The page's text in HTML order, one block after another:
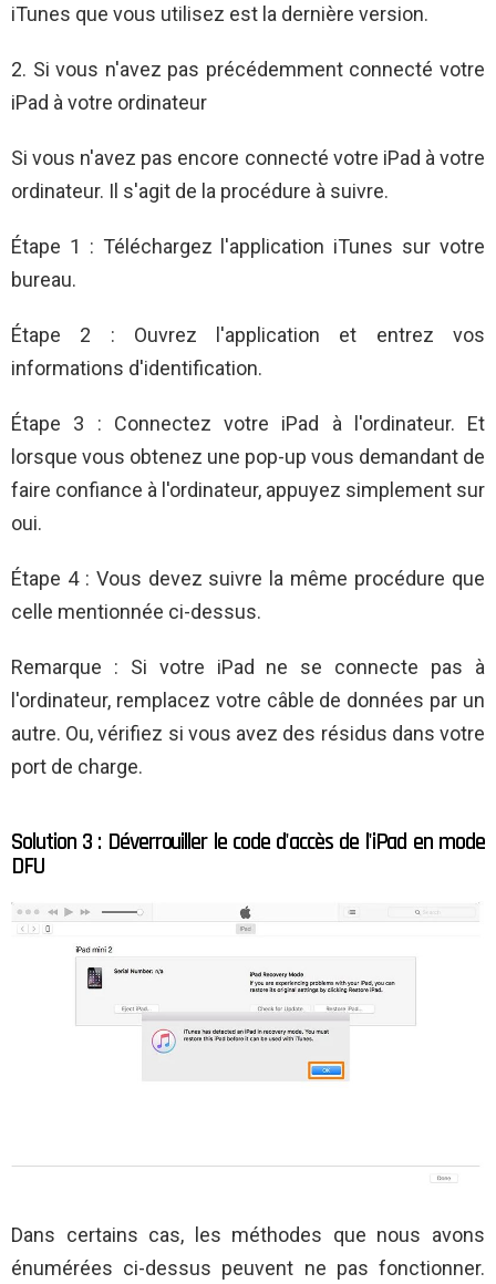
iTunes que vous utilisez est la dernière version.
2. Si vous n'avez pas précédemment connecté votre
iPad à votre ordinateur
Si vous n'avez pas encore connecté votre iPad à votre
ordinateur. Il s'agit de la procédure à suivre.
Étape 1 : Téléchargez l'application iTunes sur votre
bureau.
Étape 2 : Ouvrez l'application et entrez vos
informations d'identification.
Étape 3 : Connectez votre iPad à l'ordinateur. Et
lorsque vous obtenez une pop-up vous demandant de
faire confiance à l'ordinateur, appuyez simplement sur
oui.
Étape 4 : Vous devez suivre la même procédure que
celle mentionnée ci-dessus.
Remarque : Si votre iPad ne se connecte pas à
l'ordinateur, remplacez votre câble de données par un
autre. Ou, vérifiez si vous avez des résidus dans votre
port de charge.
Solution 3 : Déverrouiller le code d'accès de l'iPad en mode
DFU
Dans certains cas, les méthodes que nous avons
énumérées ci-dessus peuvent ne pas fonctionner.